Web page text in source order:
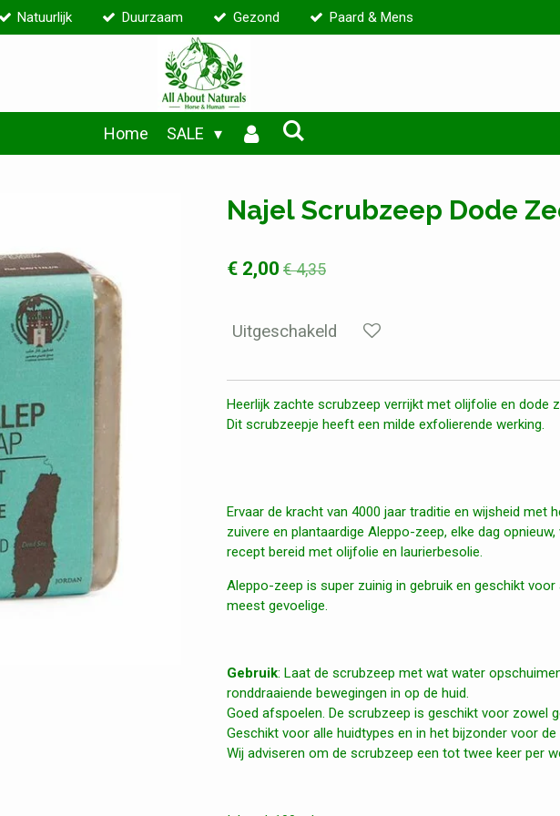
Natuurlijk Duurzaam Gezond Paard & Mens
Home SALE
Najel Scrubzeep Dode
€ 2,00 € 4,35
Uitgeschakeld
Heerlijk zachte scrubzeep verrijkt met olijfolie en dode
Dit scrubzeepje heeft een milde exfolierende werking.
Ervaar de kracht van 4000 jaar traditie en wijsheid met
zuivere en plantaardige Aleppo-zeep, elke dag
recept bereid met olijfolie en laurierbesolie.
Aleppo-zeep is super zuinig in gebruik en geschikt voor
meest gevoelige.
Gebruik: Laat de scrubzeep met wat water
ronddraaiende bewegingen in op de huid.
Goed afspoelen. De scrubzeep is geschikt voor zowel
Geschikt voor alle huidtypes en in het bijzonder voor de
Wij adviseren om de scrubzeep een tot twee keer per